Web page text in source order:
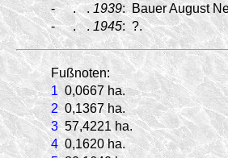
-
. . 1939:
Bauer August
-
. . 1945: ?.
Fußnoten:
1 0,0667 ha.
2 0,1367 ha.
3 57,4221 ha.
4 0,1620 ha.